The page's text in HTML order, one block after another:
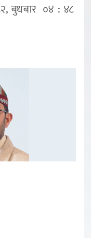
बुधबार ०४ : ४८